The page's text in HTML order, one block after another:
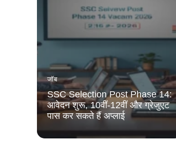
जॉब
SSC Selection Post Phase 14:
आवेदन शुरू, 10वीं-12वीं और ग्रेजुएट
पास कर सकते हैं अप्लाई